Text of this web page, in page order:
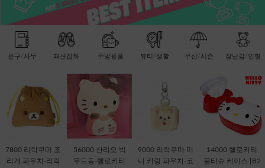
문구/사무 패션잡화 주방용품 뷰티/생활 우산/시즌 장난감/인형
7800 리락쿠마 조
리개 파우치-리락
56000 산리오 빅
무드등-헬로키티
9000 리락쿠마 미
니 키링 파우치-코
14000 헬로키티
물티슈 케이스 [B2